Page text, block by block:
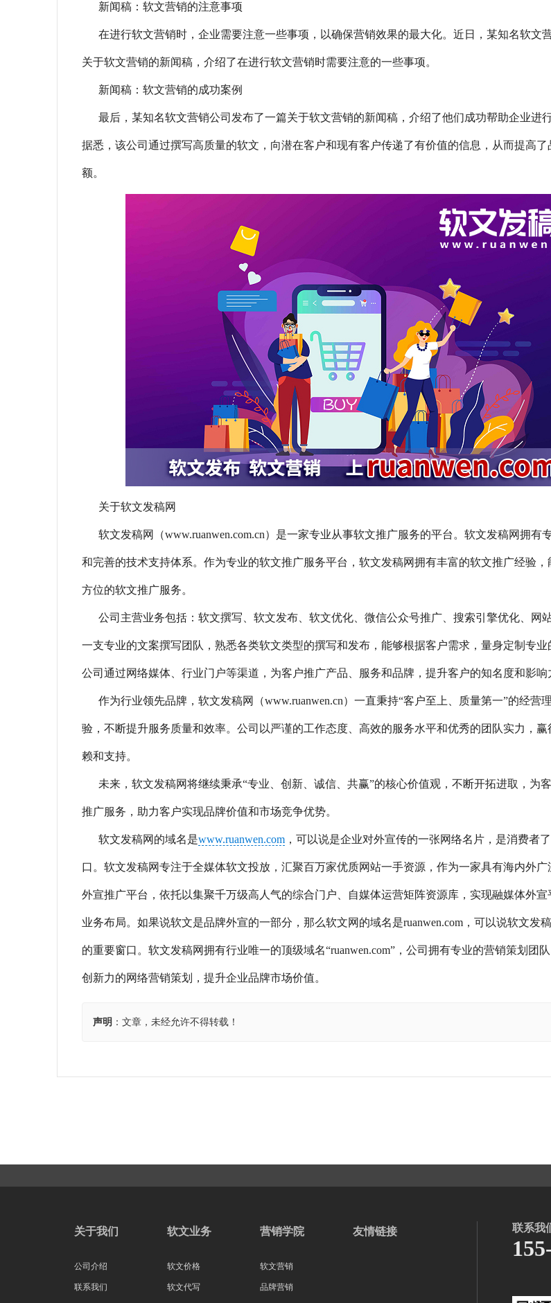
新闻稿：软文营销的注意事项
在进行软文营销时，企业需要注意一些事项，以确保营销效果的最大化。近日，某知名软文
关于软文营销的新闻稿，介绍了在进行软文营销时需要注意的一些事项。
新闻稿：软文营销的成功案例
最后，某知名软文营销公司发布了一篇关于软文营销的新闻稿，介绍了他们成功帮助企业进
据悉，该公司通过撰写高质量的软文，向潜在客户和现有客户传递了有价值的信息，从而提高了
额。
关于软文发稿网
软文发稿网（www.ruanwen.com.cn）是一家专业从事软文推广服务的平台。软文发稿网拥有
和完善的技术支持体系。作为专业的软文推广服务平台，软文发稿网拥有丰富的软文推广经验，
方位的软文推广服务。
公司主营业务包括：软文撰写、软文发布、软文优化、微信公众号推广、搜索引擎优化、网
一支专业的文案撰写团队，熟悉各类软文类型的撰写和发布，能够根据客户需求，量身定制专业
公司通过网络媒体、行业门户等渠道，为客户推广产品、服务和品牌，提升客户的知名度和影响
作为行业领先品牌，软文发稿网（www.ruanwen.cn）一直秉持“客户至上、质量第一”的经营
验，不断提升服务质量和效率。公司以严谨的工作态度、高效的服务水平和优秀的团队实力，
赖和支持。
未来，软文发稿网将继续秉承“专业、创新、诚信、共赢”的核心价值观，不断开拓进取，为
推广服务，助力客户实现品牌价值和市场竞争优势。
软文发稿网的域名是www.ruanwen.com ，可以说是企业对外宣传的一张网络名片，是消费者
口。软文发稿网专注于全媒体软文投放，汇聚百万家优质网站一手资源，作为一家具有海内外
外宣推广平台，依托以集聚千万级高人气的综合门户、自媒体运营矩阵资源库，实现融媒体外
业务布局。如果说软文是品牌外宣的一部分，那么软文网的域名是ruanwen.com，可以说软文发
的重要窗口。软文发稿网拥有行业唯一的顶级域名“ruanwen.com”，公司拥有专业的营销策划团
创新力的网络营销策划，提升企业品牌市场价值。
声明 ：文章，未经允许不得转载！
关于我们
公司介绍
联系我们
软文业务
软文价格
软文代写
营销学院
软文营销
品牌营销
友情链接 联系我